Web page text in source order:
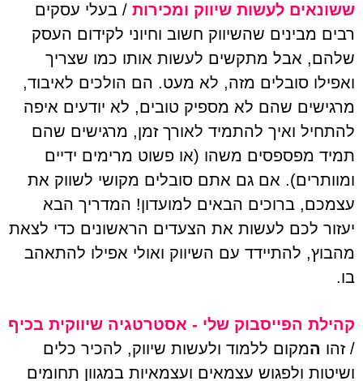
ששונאים לעשות שיווק ומכירות / בעלי עסקים
רבים מבינים שהשיווק חשוב וחיוני לקידום העסק
שלהם, אבל מתקשים לעשות אותו כמו שצריך
ואפילו סובלים מזה, לא מעט. הם הולכים לאיבוד,
מרגישים שהם לא מספיק טובים, לא יודעים איפה
להתחיל ואיך להתמיד לאורך זמן, מרגישים שהם
תמיד מפספסים משהו (או פשוט מרימים ידיים
ומוותרים). אם גם אתם סובלים מקושי לשווק את
עצמכם, ברוכים הבאים למועדון! המדריך הבא
יעזור לכם לעשות את הצעדים הראשונים כדי לצאת
מהבוץ, להתיידד עם השיווק ואולי אפילו להתאהב
בו.
קהילת הפייסבוק שלי - אסטרטגיה שיווקית בכיף
/ זהו המקום ללמוד ולעשות שיווק, להכיר כלים
ושיטות ולפגוש עצמאים ועצמאיות במגוון תחומים